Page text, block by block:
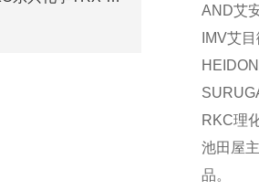
AND艾
IMV艾
RKC理
池田屋
品。